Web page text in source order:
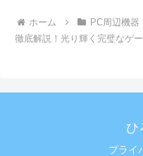
ホーム PC周辺機器
徹底解説！光り輝く完璧なゲ
ひ
プライ